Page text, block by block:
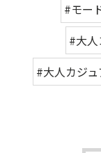
#モー
#大
#大人カジ